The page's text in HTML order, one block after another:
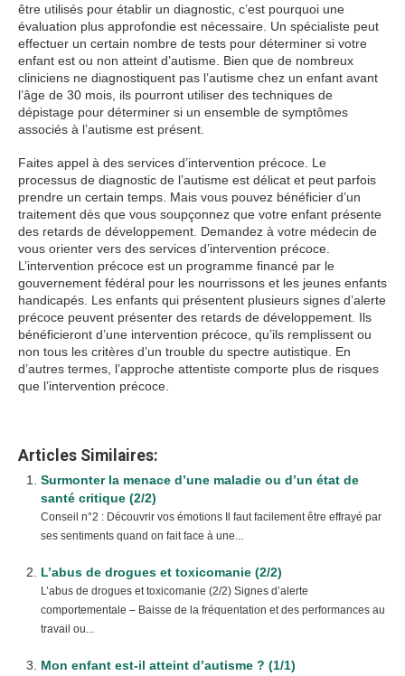
être utilisés pour établir un diagnostic, c’est pourquoi une
évaluation plus approfondie est nécessaire. Un spécialiste peut
effectuer un certain nombre de tests pour déterminer si votre
enfant est ou non atteint d’autisme. Bien que de nombreux
cliniciens ne diagnostiquent pas l’autisme chez un enfant avant
l’âge de 30 mois, ils pourront utiliser des techniques de
dépistage pour déterminer si un ensemble de symptômes
associés à l’autisme est présent.
Faites appel à des services d’intervention précoce. Le
processus de diagnostic de l’autisme est délicat et peut parfois
prendre un certain temps. Mais vous pouvez bénéficier d’un
traitement dès que vous soupçonnez que votre enfant présente
des retards de développement. Demandez à votre médecin de
vous orienter vers des services d’intervention précoce.
L’intervention précoce est un programme financé par le
gouvernement fédéral pour les nourrissons et les jeunes enfants
handicapés. Les enfants qui présentent plusieurs signes d’alerte
précoce peuvent présenter des retards de développement. Ils
bénéficieront d’une intervention précoce, qu’ils remplissent ou
non tous les critères d’un trouble du spectre autistique. En
d’autres termes, l’approche attentiste comporte plus de risques
que l’intervention précoce.
Articles Similaires:
Surmonter la menace d’une maladie ou d’un état de
santé critique (2/2)
Conseil n°2 : Découvrir vos émotions Il faut facilement être effrayé par
ses sentiments quand on fait face à une...
L’abus de drogues et toxicomanie (2/2)
L’abus de drogues et toxicomanie (2/2) Signes d’alerte
comportementale – Baisse de la fréquentation et des performances au
travail ou...
Mon enfant est-il atteint d’autisme ? (1/1)